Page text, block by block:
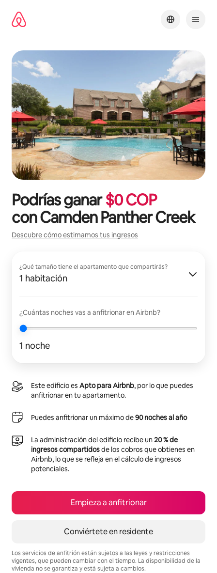
contenido
Podrías ganar$0COP
conCamden Panther Creek
Descubre cómo estimamos tus ingresos
¿Qué tamaño tiene el apartamento que compartirás?
1 habitación
¿Cuántas noches vas a anfitrionar en Airbnb?
1 noche
Este edificio es Apto para Airbnb, por lo que puedes
anfitrionar en tu apartamento.
Puedes anfitrionar un máximo de90 noches al año
La administración del edificio recibe un20 % de
ingresos compartidosde los cobros que obtienes en
Airbnb, lo que se refleja en el cálculo de ingresos
potenciales.
Empieza a anfitrionar
Conviértete en residente
Los servicios de anfitrión están sujetos a las leyes y restricciones
vigentes, que pueden cambiar con el tiempo. La disponibilidad de la
vivienda no se garantiza y está sujeta a cambios.